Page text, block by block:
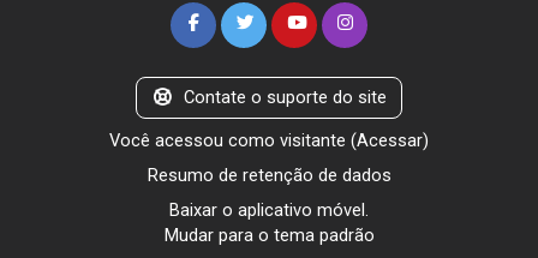
Contate o suporte do site
Você acessou como visitante (Acessar)
Resumo de retenção de dados
Baixar o aplicativo móvel.
Mudar para o tema padrão